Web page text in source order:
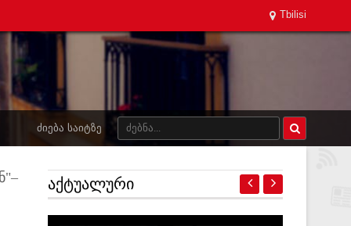
Tbilisi
ᲫᲘᲔᲑᲐ ᲡᲐᲘᲢᲖᲔ
ᲐᲥᲢᲣᲐᲚᲣᲠᲘ